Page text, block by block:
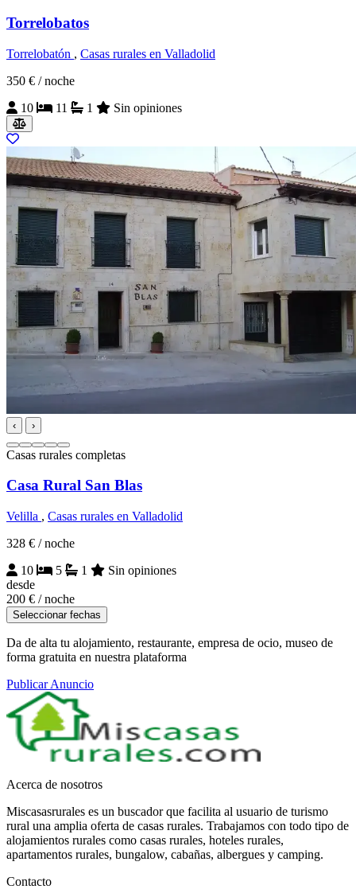
Torrelobatos
Torrelobatón , Casas rurales en Valladolid
350 € / noche
10
11 1 Sin opiniones
‹ ›
Casas rurales completas
Casa Rural San Blas
Velilla , Casas rurales en Valladolid
328 € / noche
10
5 1
Sin opiniones
desde
200 € / noche
Seleccionar fechas
Da de alta tu alojamiento, restaurante, empresa de ocio, museo de
forma gratuita en nuestra plataforma
Publicar Anuncio
Acerca de nosotros
Miscasasrurales es un buscador que facilita al usuario de turismo
rural una amplia oferta de casas rurales. Trabajamos con todo tipo de
alojamientos rurales como casas rurales, hoteles rurales,
apartamentos rurales, bungalow, cabañas, albergues y camping.
Contacto